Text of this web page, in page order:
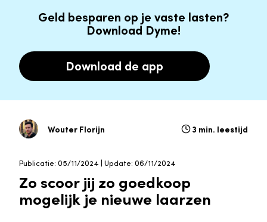
Geld besparen op je vaste lasten?
Download Dyme!
Download de app
Wouter Florijn 3 min. leestijd
Publicatie: 05/11/2024 | Update: 06/11/2024
Zo scoor jij zo goedkoop
mogelijk je nieuwe laarzen